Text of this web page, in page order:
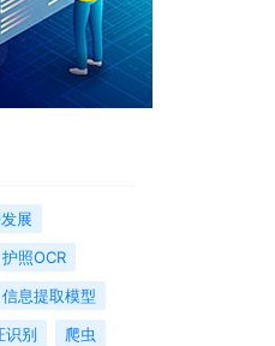
展
护照OCR
信息提取模型
识别
爬虫